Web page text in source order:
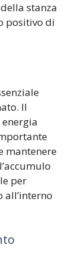
stanza
positivo di
Il
mantenere
per
all’interno